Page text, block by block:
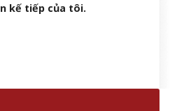
kế tiếp của tôi.